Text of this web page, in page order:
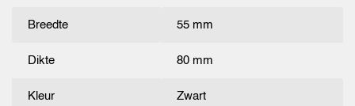
Breedte 55 mm
Dikte 80 mm
Kleur Zwart